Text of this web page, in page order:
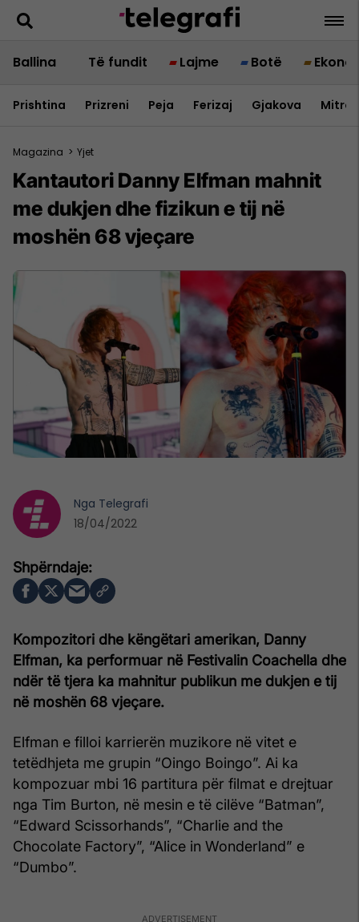
Ballina Të fundit Lajme Botë
Prishtina Prizreni Peja Ferizaj Gjakova
Magazina > Yjet
Kantautori Danny Elfman mahnit
me dukjen dhe fizikun e tij në
moshën 68 vjeçare
Kompozitori dhe këngëtari amerikan, Danny
Elfman, ka performuar në Festivalin Coachella dhe
ndër të tjera ka mahnitur publikun me dukjen e tij
në moshën 68 vjeçare.
Elfman e filloi karrierën muzikore në vitet e
tetëdhjeta me grupin “Oingo Boingo”. Ai ka
kompozuar mbi 16 partitura për filmat e drejtuar
nga Tim Burton, në mesin e të cilëve “Batman”,
“Edward Scissorhands”, “Charlie and the
Chocolate Factory”, “Alice in Wonderland” e
“Dumbo”.
Nga Telegrafi
18/04/2022